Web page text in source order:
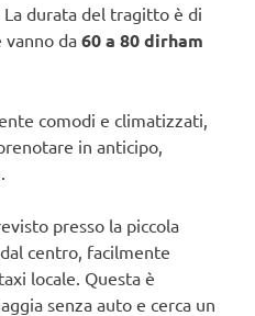
durata del tragitto è di
vanno da 60 a 80 dirham
comodi e climatizzati,
in anticipo,
presso la piccola
centro, facilmente
locale. Questa è
senza auto e cerca un